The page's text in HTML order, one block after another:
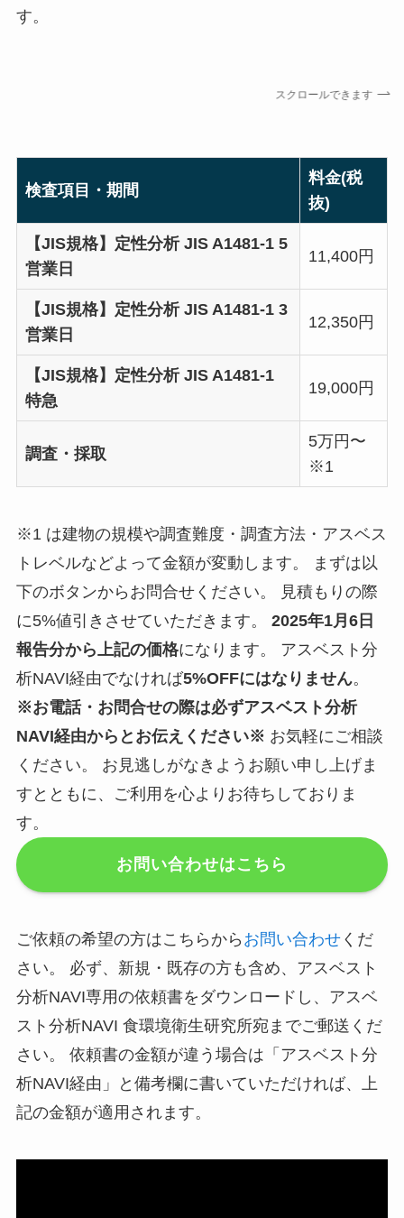
す。
スクロールできます
検査項目・期間
料金(税
抜)
【JIS規格】定性分析 JIS A1481-1 5
営業日
11,400円
【JIS規格】定性分析 JIS A1481-1 3
営業日
12,350円
【JIS規格】定性分析 JIS A1481-1
特急
19,000円
調査・採取
5万円〜
※1
※1 は建物の規模や調査難度・調査方法・アスベス
トレベルなどよって金額が変動します。 まずは以
下のボタンからお問合せください。 見積もりの際
に5%値引きさせていただきます。 2025年1月6日
報告分から上記の価格になります。 アスベスト分
析NAVI経由でなければ5%OFFにはなりません。
※お電話・お問合せの際は必ずアスベスト分析
NAVI経由からとお伝えください※ お気軽にご相談
ください。 お見逃しがなきようお願い申し上げま
すとともに、ご利用を心よりお待ちしておりま
す。
お問い合わせはこちら
ご依頼の希望の方はこちらから お問い合わせくだ
さい。 必ず、新規・既存の方も含め、アスベスト
分析NAVI専用の依頼書をダウンロードし、アスベ
スト分析NAVI 食環境衛生研究所宛までご郵送くだ
さい。 依頼書の金額が違う場合は「アスベスト分
析NAVI経由」と備考欄に書いていただければ、上
記の金額が適用されます。